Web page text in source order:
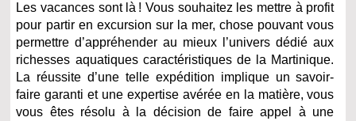
Les vacances sont là ! Vous souhaitez les mettre à profit
pour partir en excursion sur la mer, chose pouvant vous
permettre d’appréhender au mieux l’univers dédié aux
richesses aquatiques caractéristiques de la Martinique.
La réussite d’une telle expédition implique un savoir-
faire garanti et une expertise avérée en la matière, vous
vous êtes résolu à la décision de faire appel à une